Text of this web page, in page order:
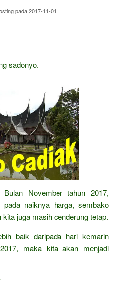
pada2017-11-01
sadonyo.
November tahun 2017,
pada naiknya harga, sembako
juga masih cenderung tetap.
baik daripada hari kemarin
maka kita akan menjadi